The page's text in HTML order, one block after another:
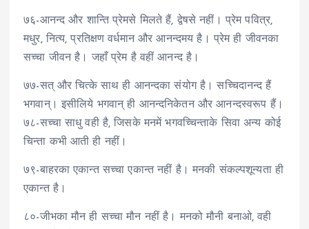
७६-आनन्द और शान्ति प्रेमसे मिलते हैं, द्वेषसे नहीं। प्रेम पवित्र,
मधुर, नित्य, प्रतिक्षण वर्धमान और आनन्दमय है। प्रेम ही जीवनका
सच्चा जीवन है। जहाँ प्रेम है वहीं आनन्द है।
७७-सत् और चित्के साथ ही आनन्दका संयोग है। सच्चिदानन्द हैं
भगवान्। इसीलिये भगवान् ही आनन्दनिकेतन और आनन्दस्वरूप हैं।
७८-सच्चा साधु वही है, जिसके मनमें भगवच्चिन्ताके सिवा अन्य कोई
चिन्ता कभी आती ही नहीं।
७९-बाहरका एकान्त सच्चा एकान्त नहीं है। मनकी संकल्पशून्यता ही
एकान्त है।
८०-जीभका मौन ही सच्चा मौन नहीं है। मनको मौनी बनाओ, वही